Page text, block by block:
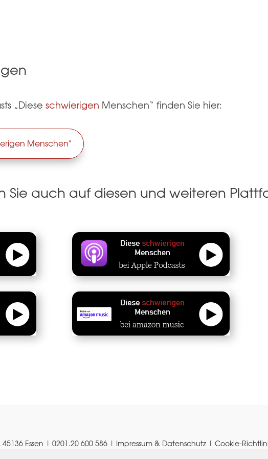
„Dieseschwierigen Menschen“ finden Sie hier:
Menschen"
Sie auch auf diesen und weiteren
Essen | 0201.20 600 586 |
Impressum & Datenschutz |Cookie-